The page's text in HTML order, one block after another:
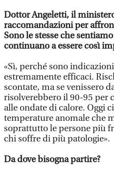
Dottor Angeletti, il
raccomandazioni per
Sono le stesse che
continuano a essere così
«Sì, perché sono
estremamente efficaci.
scontate, ma se venissero
risolverebbero il 90-95 per
alle ondate di calore. Oggi
temperature anomale che
soprattutto le persone più
chi soffre di più patologie».
Da dove bisogna partire?